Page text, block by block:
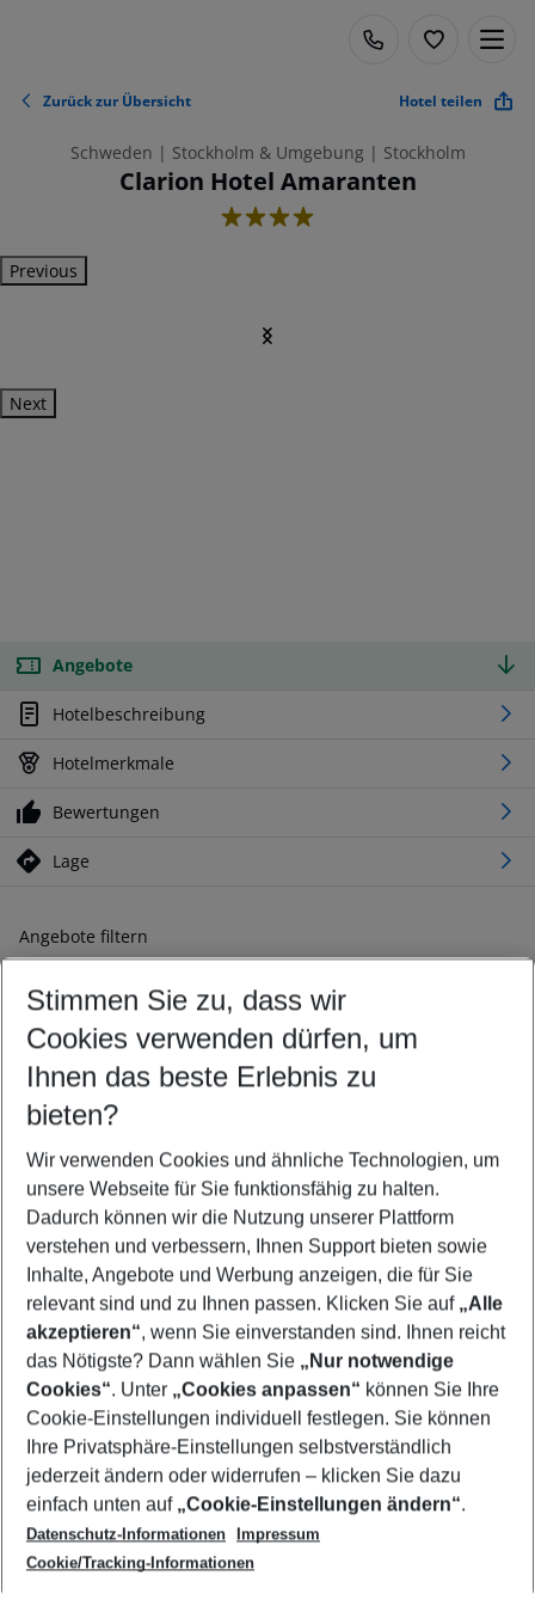
Zurück zur Übersicht Hotel teilen
Schweden | Stockholm & Umgebung | Stockholm
Clarion Hotel Amaranten
4
Previous
Next
Angebote
Hotelbeschreibung
Hotelmerkmale
Bewertungen
Lage
Angebote filtern
Ändern Sie Ihre Kriterien nach Ihren Wünschen
Abflughafen wählen
Beliebiger Abflughafen
Reisezeitraum wählen
12.08.26– 10.08.27 5-8 Nächte
2 Erwachsene Keine Kinder
Mehr Filter anzeigen
Footer
Footer navigation
Über uns
AGB
Cookie-Einstellungen ändern
Cookie-Richtlinie
Datenschutz
Service & Hilfe
Barrierefreies Reisen
Check-in
Folgen Sie uns
Stimmen Sie zu, dass wir
Cookies verwenden dürfen, um
Ihnen das beste Erlebnis zu
bieten?
Wir verwenden Cookies und ähnliche Technologien, um
unsere Webseite für Sie funktionsfähig zu halten.
Dadurch können wir die Nutzung unserer Plattform
verstehen und verbessern, Ihnen Support bieten sowie
Inhalte, Angebote und Werbung anzeigen, die für Sie
relevant sind und zu Ihnen passen. Klicken Sie auf „Alle
akzeptieren“, wenn Sie einverstanden sind. Ihnen reicht
das Nötigste? Dann wählen Sie „Nur notwendige
Cookies“. Unter „Cookies anpassen“ können Sie Ihre
Cookie-Einstellungen individuell festlegen. Sie können
Ihre Privatsphäre-Einstellungen selbstverständlich
jederzeit ändern oder widerrufen – klicken Sie dazu
einfach unten auf „Cookie-Einstellungen ändern“.
Datenschutz-Informationen
Impressum
Cookie/Tracking-Informationen